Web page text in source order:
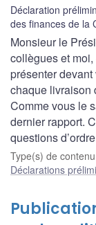
Déclaration
des finances de la
Monsieur le
collègues et
présenter
chaque livraison
Comme vous le
dernier rapport.
questions
Type(s) de contenu
Déclarations